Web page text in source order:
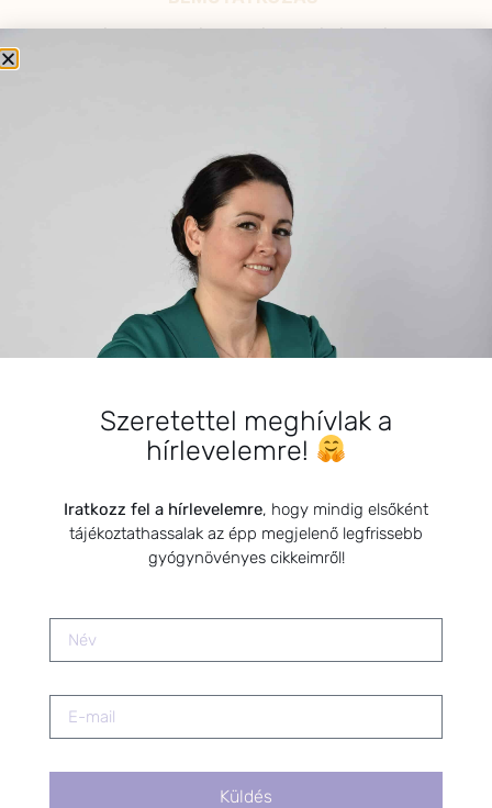
Sziasztok! Szarvas Niki vagyok, a HerbClinic alapítója,
HÍRLEVÉL
HÍRLEVÉL FELIRATKOZÁS
E-mail cím*
Kérlek a feliratkozáshoz fogadd el
Hozzájárulok, hogy az
Adatkezelési tájékoztatóban
foglaltak szerint a HerbClinic
A hírlevélről bármikor
leiratkozhatsz a levél alján található
Szeretettel meghívlak a
hírlevelemre!
Iratkozz fel a hírlevelemre, hogy mindig elsőként
tájékoztathassalak az épp megjelenő legfrissebb
gyógynövényes cikkeimről!
Küldés